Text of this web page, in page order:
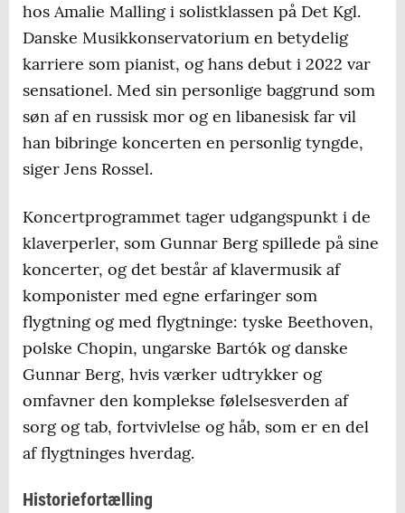
hos Amalie Malling i solistklassen på Det Kgl.
Danske Musikkonservatorium en betydelig
karriere som pianist, og hans debut i 2022 var
sensationel. Med sin personlige baggrund som
søn af en russisk mor og en libanesisk far vil
han bibringe koncerten en personlig tyngde,
siger Jens Rossel.
Koncertprogrammet tager udgangspunkt i de
klaverperler, som Gunnar Berg spillede på sine
koncerter, og det består af klavermusik af
komponister med egne erfaringer som
flygtning og med flygtninge: tyske Beethoven,
polske Chopin, ungarske Bartók og danske
Gunnar Berg, hvis værker udtrykker og
omfavner den komplekse følelsesverden af
sorg og tab, fortvivlelse og håb, som er en del
af flygtninges hverdag.
Historiefortælling